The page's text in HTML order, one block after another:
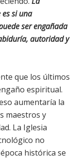
si una
ser engañada
autoridad y
que los últimos
espiritual.
aumentaría la
maestros y
La Iglesia
no
histórica se